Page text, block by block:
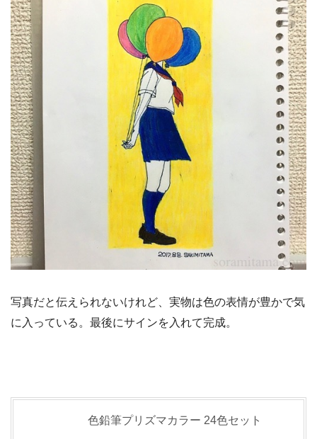
写真だと伝えられないけれど、実物は色の表情が豊かで気
に入っている。最後にサインを入れて完成。
色鉛筆プリズマカラー 24色セット